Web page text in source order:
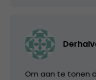
Om aan te tonen